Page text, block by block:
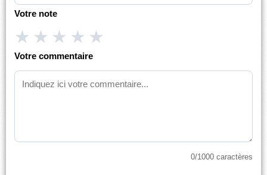
Votre note
★ ★ ★ ★ ★
Votre commentaire
0/1000 caractères